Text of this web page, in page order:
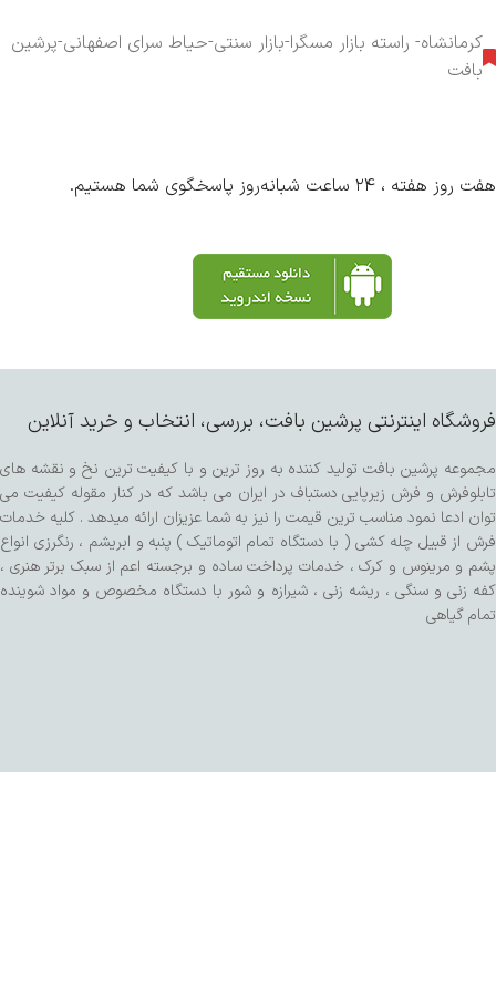
کرمانشاه- راسته بازار مسگرا-بازار سنتی-حیاط سرای اصفهانی-پرشین
بافت
هفت روز هفته ، ۲۴ ساعت شبانه‌روز پاسخگوی شما هستیم.
فروشگاه اینترنتی پرشین بافت، بررسی، انتخاب و خرید آنلاین
مجموعه پرشین بافت تولید کننده به روز ترین و با کیفیت ترین نخ و نقشه های
تابلوفرش و فرش زیرپایی دستباف در ایران می باشد که در کنار مقوله کیفیت می
توان ادعا نمود مناسب ترین قیمت را نیز به شما عزیزان ارائه میدهد . کلیه خدمات
فرش از قبیل چله کشی ( با دستگاه تمام اتوماتیک ) پنبه و ابریشم ، رنگرزی انواع
پشم و مرینوس و کرک ، خدمات پرداخت ساده و برجسته اعم از سبک برتر هنری ،
کفه زنی و سنگی ، ریشه زنی ، شیرازه و شور با دستگاه مخصوص و مواد شوینده
تمام گیاهی